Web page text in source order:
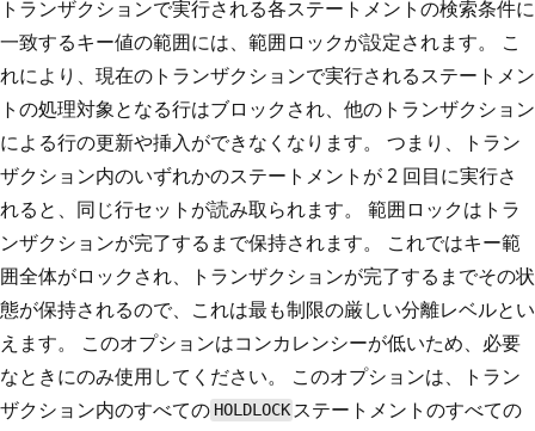
トランザクションで実行される各ステートメントの検索条件に
一致するキー値の範囲には、範囲ロックが設定されます。 こ
れにより、現在のトランザクションで実行されるステートメン
トの処理対象となる行はブロックされ、他のトランザクション
による行の更新や挿入ができなくなります。 つまり、トラン
ザクション内のいずれかのステートメントが 2 回目に実行さ
れると、同じ行セットが読み取られます。 範囲ロックはトラ
ンザクションが完了するまで保持されます。 これではキー範
囲全体がロックされ、トランザクションが完了するまでその状
態が保持されるので、これは最も制限の厳しい分離レベルとい
えます。 このオプションはコンカレンシーが低いため、必要
なときにのみ使用してください。 このオプションは、トラン
ザクション内のすべての HOLDLOCK ステートメントのすべての